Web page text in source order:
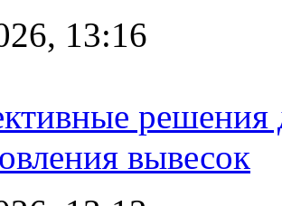
13:16
решения
вывесок